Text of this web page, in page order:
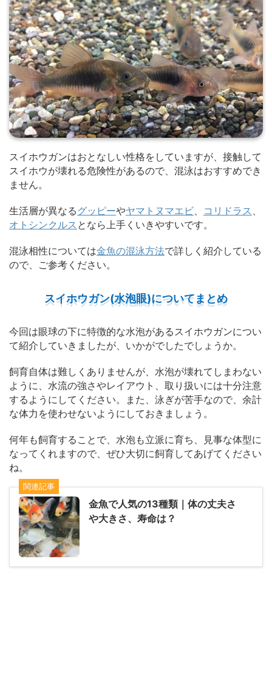
スイホウガンはおとなしい性格をしていますが、接触して
スイホウが壊れる危険性があるので、混泳はおすすめでき
ません。
生活層が異なるグッピーやヤマトヌマエビ、 コリドラス 、
オトシンクルス となら上手くいきやすいです。
混泳相性については金魚の混泳方法で詳しく紹介している
ので、ご参考ください。
スイホウガン(水泡眼)についてまとめ
今回は眼球の下に特徴的な水泡があるスイホウガンについ
て紹介していきましたが、いかがでしたでしょうか。
飼育自体は難しくありませんが、水泡が壊れてしまわない
ように、水流の強さやレイアウト、取り扱いには十分注意
するようにしてください。また、泳ぎが苦手なので、余計
な体力を使わせないようにしておきましょう。
何年も飼育することで、水泡も立派に育ち、見事な体型に
なってくれますので、ぜひ大切に飼育してあげてください
ね。
関連記事
金魚で人気の13種類｜体の丈夫さ
や大きさ、寿命は？